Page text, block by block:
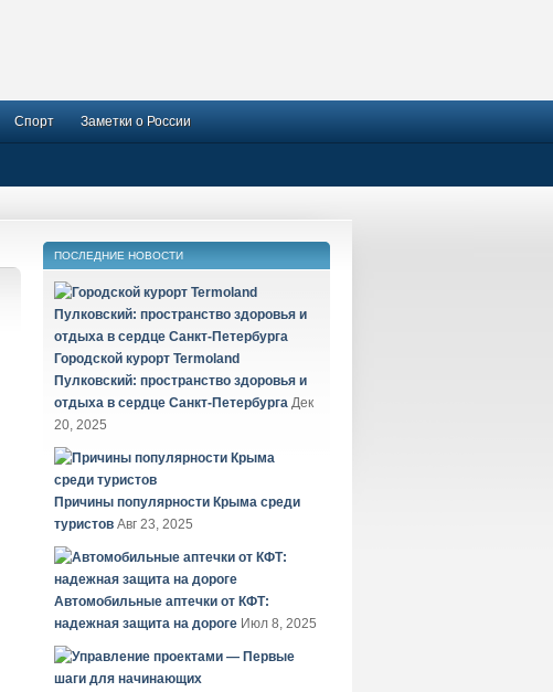
Спорт Заметки о России
ПОСЛЕДНИЕ НОВОСТИ
Городской курорт Termoland
Пулковский: пространство здоровья и
отдыха в сердце Санкт-Петербурга Дек
20, 2025
Причины популярности Крыма среди
туристов Авг 23, 2025
Автомобильные аптечки от КФТ:
надежная защита на дороге Июл 8, 2025